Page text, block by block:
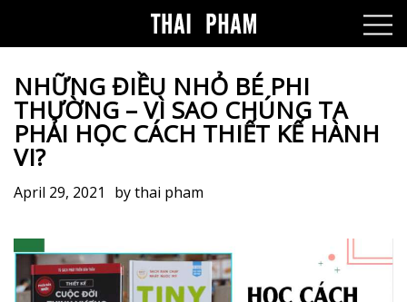
NHỮNG ĐIỀU NHỎ BÉ PHI
THƯỜNG – VÌ SAO CHÚNG TA
PHẢI HỌC CÁCH THIẾT KẾ HÀNH
VI?
April 29, 2021 bythai pham